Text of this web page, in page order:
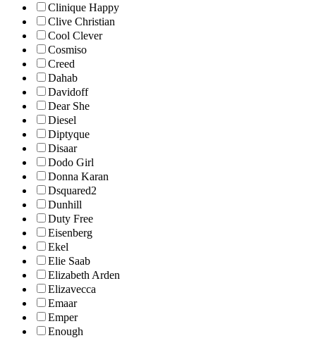
Clinique Happy
Clive Christian
Cool Clever
Cosmiso
Creed
Dahab
Davidoff
Dear She
Diesel
Diptyque
Disaar
Dodo Girl
Donna Karan
Dsquared2
Dunhill
Duty Free
Eisenberg
Ekel
Elie Saab
Elizabeth Arden
Elizavecca
Emaar
Emper
Enough